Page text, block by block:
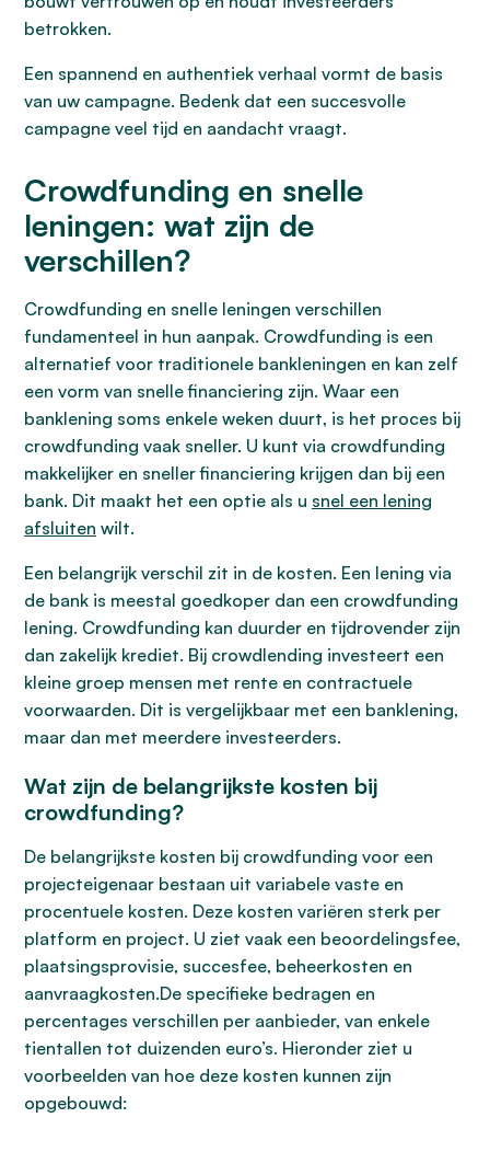
betrokken.
Een spannend en authentiek verhaal vormt de basis
van uw campagne. Bedenk dat een succesvolle
campagne veel tijd en aandacht vraagt.
Crowdfunding en snelle
leningen: wat zijn de
verschillen?
Crowdfunding en snelle leningen verschillen
fundamenteel in hun aanpak. Crowdfunding is een
alternatief voor traditionele bankleningen en kan zelf
een vorm van snelle financiering zijn. Waar een
banklening soms enkele weken duurt, is het proces bij
crowdfunding vaak sneller. U kunt via crowdfunding
makkelijker en sneller financiering krijgen dan bij een
bank. Dit maakt het een optie als u snel een lening
afsluiten wilt.
Een belangrijk verschil zit in de kosten. Een lening via
de bank is meestal goedkoper dan een crowdfunding
lening. Crowdfunding kan duurder en tijdrovender zijn
dan zakelijk krediet. Bij crowdlending investeert een
kleine groep mensen met rente en contractuele
voorwaarden. Dit is vergelijkbaar met een banklening,
maar dan met meerdere investeerders.
Wat zijn de belangrijkste kosten bij
crowdfunding?
De belangrijkste kosten bij crowdfunding voor een
projecteigenaar bestaan uit variabele vaste en
procentuele kosten. Deze kosten variëren sterk per
platform en project. U ziet vaak een beoordelingsfee,
plaatsingsprovisie, succesfee, beheerkosten en
aanvraagkosten.De specifieke bedragen en
percentages verschillen per aanbieder, van enkele
tientallen tot duizenden euro’s. Hieronder ziet u
voorbeelden van hoe deze kosten kunnen zijn
opgebouwd: